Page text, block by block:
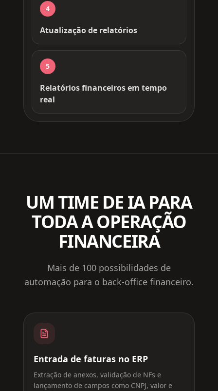
4
Atualização de relatórios
5
Relatórios financeiros em tempo
real
UM TIME DE IA PARA
TODA A OPERAÇÃO
FINANCEIRA
Mais de 100 possibilidades de
automação para o back-office financeiro.
Entrada de faturas no ERP
Extração de anexos, validação de NFs e
lançamento de campos como CNPJ, valor e